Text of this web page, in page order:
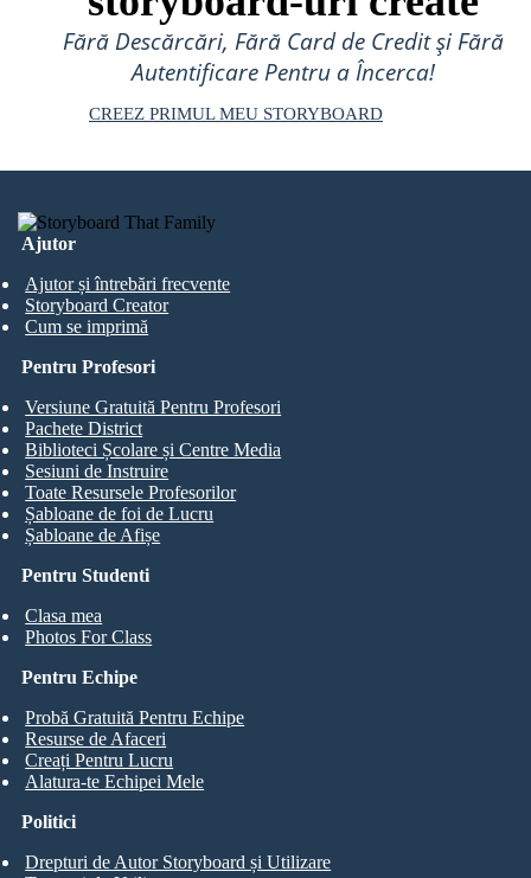
Fără Descărcări, Fără Card de Credit și Fără
Autentificare Pentru a Încerca!
CREEZ PRIMUL MEU STORYBOARD
Ajutor
Ajutor și întrebări frecvente
Storyboard Creator
Cum se imprimă
Pentru Studenti
Clasa mea
Photos For Class
Pentru Profesori
Versiune Gratuită Pentru Profesori
Pachete District
Biblioteci Școlare și Centre Media
Sesiuni de Instruire
Toate Resursele Profesorilor
Șabloane de foi de Lucru
Șabloane de Afișe
Pentru Echipe
Probă Gratuită Pentru Echipe
Resurse de Afaceri
Creați Pentru Lucru
Alatura-te Echipei Mele
Politici
Drepturi de Autor Storyboard și Utilizare